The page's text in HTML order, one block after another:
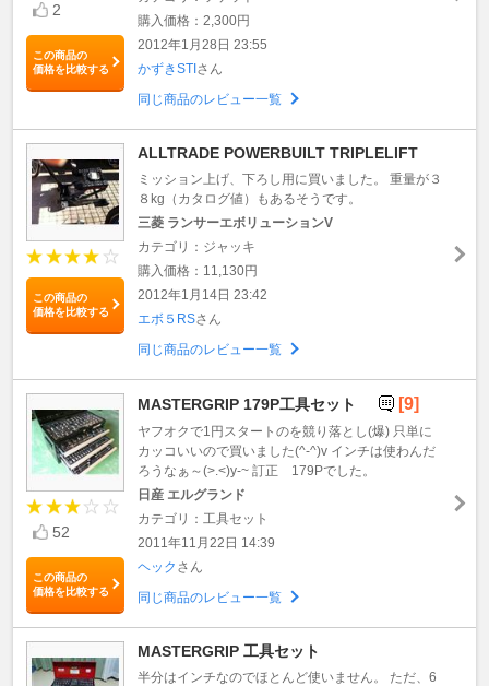
2
この商品の
価格を比較する
購入価格：2,300円
2012年1月28日 23:55
かずきSTIさん
同じ商品のレビュー一覧
この商品の
価格を比較する
ALLTRADE POWERBUILT TRIPLELIFT
ミッション上げ、下ろし用に買いました。 重量が３
８kg（カタログ値）もあるそうです。
三菱 ランサーエボリューションV
カテゴリ：ジャッキ
購入価格：11,130円
2012年1月14日 23:42
エボ５RSさん
同じ商品のレビュー一覧
52
この商品の
価格を比較する
MASTERGRIP 179P工具セット [9]
ヤフオクで1円スタートのを競り落とし(爆) 只単に
カッコいいので買いました(^-^)v インチは使わんだ
ろうなぁ～(>.<)y-~ 訂正 179Pでした。
日産 エルグランド
カテゴリ：工具セット
2011年11月22日 14:39
ヘック さん
同じ商品のレビュー一覧
MASTERGRIP 工具セット
半分はインチなのでほとんど使いません。 ただ、6